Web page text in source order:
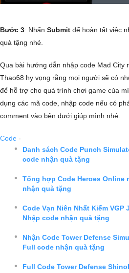
Bước 3: Nhấn Submit để hoàn tất việc
quà tặng nhé.
Qua bài hướng dẫn nhập code Mad City
Thao68 hy vọng rằng mọi người sẽ có
để hỗ trợ cho quá trình chơi game của
dụng các mã code, nhập code nếu có
comment vào bên dưới giúp mình nhé.
Code -
Danh sách Code Punch
code nhận quà tặng
Tổng hợp Code Heroes Online
nhận quà tặng
Code Vạn Niên Nhất Kiếm VGP
Nhập code nhận quà tặng
Nhận Code Tower Defense
Full code nhận quà tặng
Full Code Tower Defense